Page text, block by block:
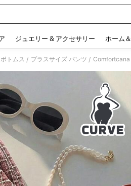
ジュエリー & アクセサリー ホーム
トムス / プラスサイズ パンツ /